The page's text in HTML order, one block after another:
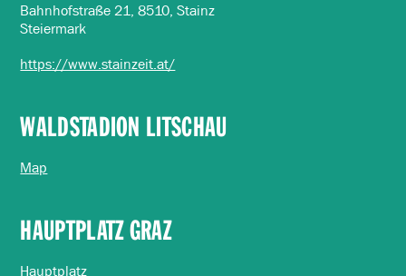
Bahnhofstraße 21, 8510, Stainz
Steiermark
https://www.stainzeit.at/
WALDSTADION LITSCHAU
Map
HAUPTPLATZ GRAZ
Hauptplatz